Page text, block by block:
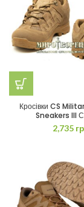
Кросівки CS
Sneakers III
2,735